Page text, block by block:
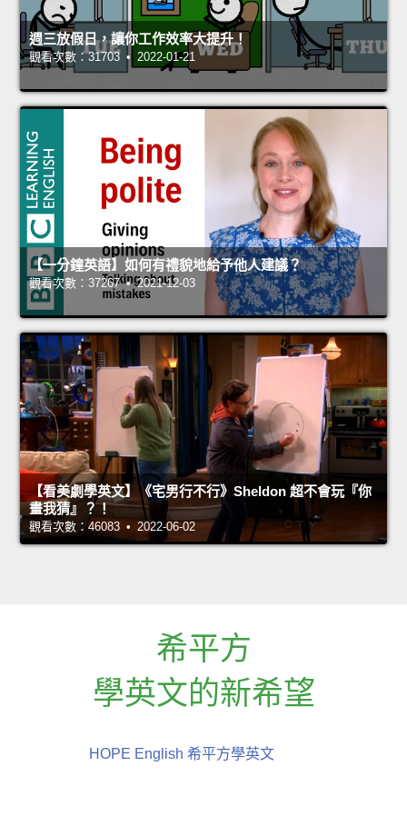
週三放假日，讓你工作效率大提升！
觀看次數：31703 • 2022-01-21
【一分鐘英語】如何有禮貌地給予他人建議？
觀看次數：37267 • 2021-12-03
【看美劇學英文】《宅男行不行》Sheldon 超不會玩『你
畫我猜』？！
觀看次數：46083 • 2022-06-02
希平方
學英文的新希望
HOPE English 希平方學英文